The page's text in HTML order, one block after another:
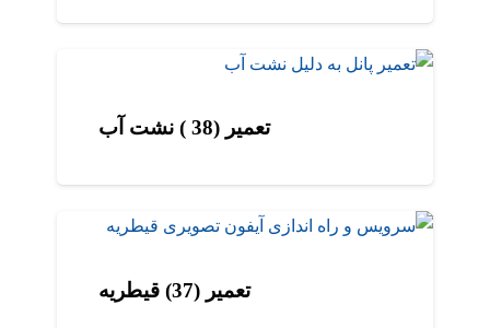
تعمیر (38 ) نشت آب
تعمیر (37) قیطریه